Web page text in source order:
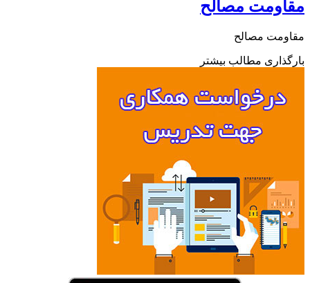
مصالح
مصالح
مطالب بیشتر